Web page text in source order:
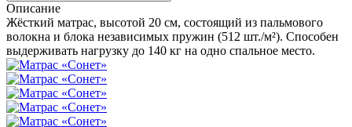
Описание
Жёсткий матрас, высотой 20 см, состоящий из пальмового
волокна и блока независимых пружин (512 шт./м²). Способен
выдерживать нагрузку до 140 кг на одно спальное место.